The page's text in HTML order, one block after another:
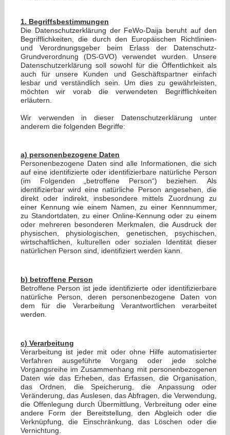
1. Begriffsbestimmungen
Die Datenschutzerklärung der FeWo-Daija beruht auf den
Begrifflichkeiten, die durch den Europäischen Richtlinien-
und Verordnungsgeber beim Erlass der Datenschutz-
Grundverordnung (DS-GVO) verwendet wurden. Unsere
Datenschutzerklärung soll sowohl für die Öffentlichkeit als
auch für unsere Kunden und Geschäftspartner einfach
lesbar und verständlich sein. Um dies zu gewährleisten,
möchten wir vorab die verwendeten Begrifflichkeiten
erläutern.
Wir verwenden in dieser Datenschutzerklärung unter
anderem die folgenden Begriffe:
a) personenbezogene Daten
Personenbezogene Daten sind alle Informationen, die sich
auf eine identifizierte oder identifizierbare natürliche Person
(im Folgenden „betroffene Person“) beziehen. Als
identifizierbar wird eine natürliche Person angesehen, die
direkt oder indirekt, insbesondere mittels Zuordnung zu
einer Kennung wie einem Namen, zu einer Kennnummer,
zu Standortdaten, zu einer Online-Kennung oder zu einem
oder mehreren besonderen Merkmalen, die Ausdruck der
physischen, physiologischen, genetischen, psychischen,
wirtschaftlichen, kulturellen oder sozialen Identität dieser
natürlichen Person sind, identifiziert werden kann.
b) betroffene Person
Betroffene Person ist jede identifizierte oder identifizierbare
natürliche Person, deren personenbezogene Daten von
dem für die Verarbeitung Verantwortlichen verarbeitet
werden.
c) Verarbeitung
Verarbeitung ist jeder mit oder ohne Hilfe automatisierter
Verfahren ausgeführte Vorgang oder jede solche
Vorgangsreihe im Zusammenhang mit personenbezogenen
Daten wie das Erheben, das Erfassen, die Organisation,
das Ordnen, die Speicherung, die Anpassung oder
Veränderung, das Auslesen, das Abfragen, die Verwendung,
die Offenlegung durch Übermittlung, Verbreitung oder eine
andere Form der Bereitstellung, den Abgleich oder die
Verknüpfung, die Einschränkung, das Löschen oder die
Vernichtung.